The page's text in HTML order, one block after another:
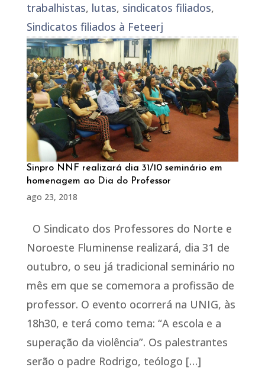
trabalhistas, lutas, sindicatos filiados,
Sindicatos filiados à Feteerj
Sinpro NNF realizará dia 31/10 seminário em
homenagem ao Dia do Professor
ago 23, 2018
O Sindicato dos Professores do Norte e
Noroeste Fluminense realizará, dia 31 de
outubro, o seu já tradicional seminário no
mês em que se comemora a profissão de
professor. O evento ocorrerá na UNIG, às
18h30, e terá como tema: “A escola e a
superação da violência”. Os palestrantes
serão o padre Rodrigo, teólogo […]